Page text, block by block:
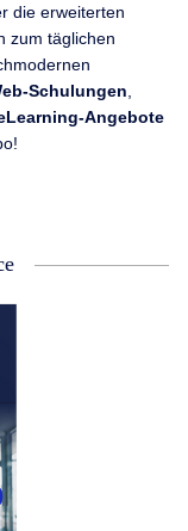
die erweiterten
zum täglichen
Schulungen
Angebote